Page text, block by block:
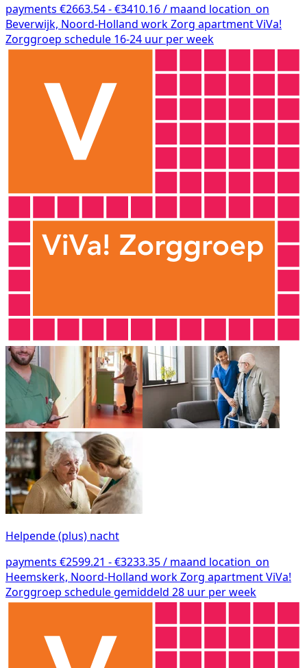
payments €2663.54 - €3410.16 / maand location_on
Beverwijk, Noord-Holland workZorg apartmentViVa!
Zorggroep schedule 16-24 uur per week
Helpende (plus) nacht
payments €2599.21 - €3233.35 / maand location_on
Heemskerk, Noord-Holland workZorg apartmentViVa!
Zorggroep schedulegemiddeld 28 uur per week